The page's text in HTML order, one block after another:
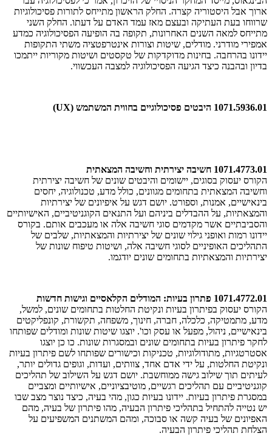
ארוך אבל היסטוריה קצרה. החלק הראשון מתייחס לתורות פסיכולוגיות
שרווחו בעת העתיקה ובעצם מאז עמד האדם על דעתו. החלק השני
מתייחס למאה השנים האחרונות, תקופה בה הופיעה הפסיכולוגיה כמדע
אמפירי מודרני. מודלים, שיטות וצורות אינטרפטציה משתי התקופות
יידונו בהרחבה. בחינות מדוקדקות של טקסטים ושיטות מקוריות ייתמכו
בדיון ובהבנה כיצד הגיעה הפסיכולוגיה למצבה העכשווי.​
1071.5936.01 היבטים פסיכולוגיים בחווית המשתמש (UX)
1071.4773.01 חשיבה יצירתית וחשיבה המצאתית
הקורס יעסוק בסוגים, יישומים והיבטים שונים של חשיבה יצירתית
וחשיבה המצאתית בתחומים מגוונים, כולל מדע, טכנולוגיה, יחסים
בינאישיים, אמנות, וספורט. יושם דגש על איפיונים של יצירתיות
והמצאתיות, על ההבדלים ביניהם ועל התנאים הקוגניטיביים, האישיותיים
והסביבתיים אשר מקדמים סוגי חשיבה אלה או מעכבים אותם. בקורס
יידונו רמות ואופני גילוי שונים של יצירתיות והמצאתיות, שלבים של
התהליכים האופיניים לסוגי חשיבה אלה, ושיטות טיפוח שונות של
יצירתיות והמצאתיות בתחומים שונים יודגמו.
1071.4772.01 פתרון בעיות: המודלים הקלאסיים וגישות חדשות
הקורס יעסוק בפיתרון בעיות ונקיטת החלטות בתחומים שונים, למשל,
מדע, מתמטיקה, כלכלה, חברה, חינוך, משפחה, תקשורת, קונפליקטים
בינאישיים, ניהול, מפעל או עסק וכו'. יוצגו שיטות שונות ומודלים שפותחו
לחקר פיתרון בעיות בתחומים שונים ובמסגרות שונות. כו כן יוצגו
אסטרטגיות, מתודולוגיות, טכניקות וכישורים שפותחו לשם פיתרון בעיות
ונקיטת החלטות, על ידי אדם אחד, צוותים, ועדות, וגופים גדולים יותר,
לעיתים תוך שילוב גישה ממוחשבת. יושם דגש על השילוב של תהליכים
קוגניטיביים עם תהליכים רגשיים, מוטיבציוניים, אישיותיים ומצביים
במסגרת פיתרון בעיות. יידונו בעיות כגון, מהי בעיה, כיצד נוצר מצב שבו
יש נטייה להתחיל בתהליכי פיתרון הבעיה, מהו פיתרון של בעיה, מהם
האפיונים של בעיה קשה או סבוכה, ומהם המשתנים המשפיעים על
הצלחת תהליכי פיתרון הבעיה.